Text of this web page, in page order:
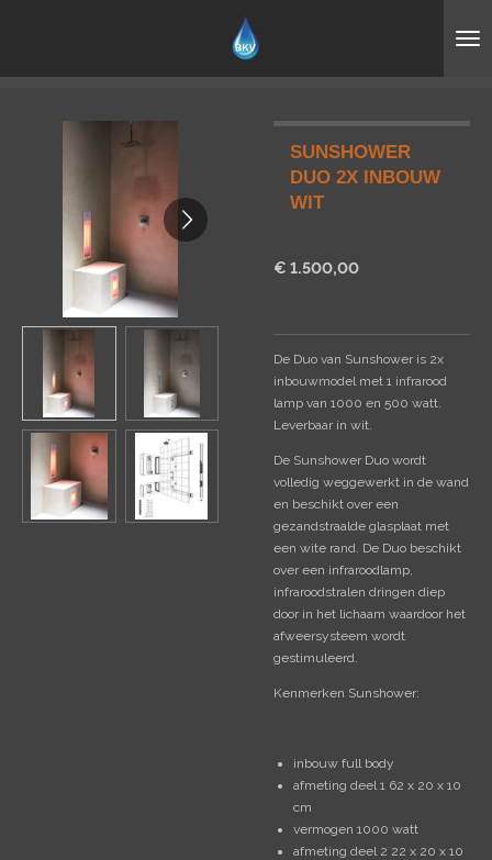
SUNSHOWER
DUO 2X INBOUW
WIT
€ 1.500,00
De Duo van Sunshower is 2x
inbouwmodel met 1 infrarood
lamp van 1000 en 500 watt.
Leverbaar in wit.
De Sunshower Duo wordt
volledig weggewerkt in de wand
en beschikt over een
gezandstraalde glasplaat met
een wite rand. De Duo beschikt
over een infraroodlamp,
infraroodstralen dringen diep
door in het lichaam waardoor het
afweersysteem wordt
gestimuleerd.
Kenmerken Sunshower:
inbouw full body
afmeting deel 1 62 x 20 x 10
cm
vermogen 1000 watt
afmeting deel 2 22 x 20 x 10